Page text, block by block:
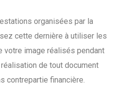
organisées par la
cette dernière à utiliser les
image réalisés pendant
de tout document
contrepartie financière.